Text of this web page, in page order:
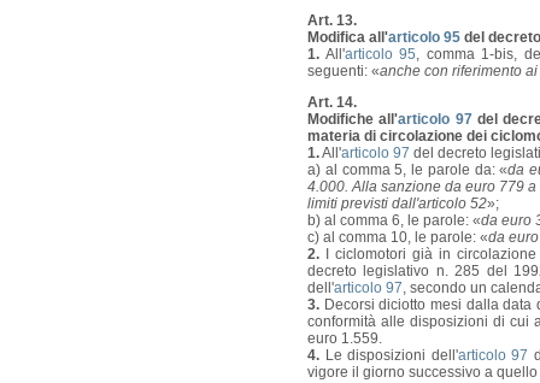
Art. 13.
Modifica all'articolo 95 del
1. All'articolo 95, comma 1-bis,
seguenti: «anche con riferimento
Art. 14.
Modifiche all'articolo 97del
materia di circolazione dei
1.All'articolo 97 del decreto
a) al comma 5, le parole da: «da
4.000. Alla sanzione da euro 779
limiti previsti dall'articolo 52»;
b) al comma 6, le parole: «da euro
c) al comma 10, le parole: «da
2. I ciclomotori già in
decreto legislativo n. 285 del
dell'articolo 97, secondo un
3. Decorsi diciotto mesi dalla
conformità alle disposizioni di cui
euro 1.559.
4. Le disposizioni dell'articolo 97
vigore il giorno successivo a